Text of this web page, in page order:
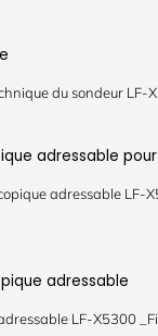
du sondeur LF-
adressable
adressable LF-
adressable
LF-X5300